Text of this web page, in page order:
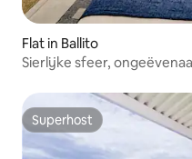
Flat in Ballito
Sierlijke sfeer,
Superhost
Superhost